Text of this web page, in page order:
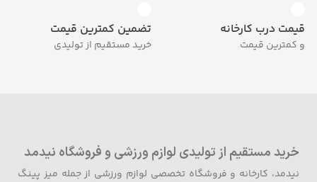
قیمت درب کارخانه
و کمترین قیمت
تضمین کمترین قیمت
خرید مستقیم از تولیدی
خرید مستقیم از تولیدی لوازم ورزشی و فروشگاه نیدمد
نیدمد، کارخانه و فروشگاه تخصصی لوازم ورزشی از جمله میز پینگ